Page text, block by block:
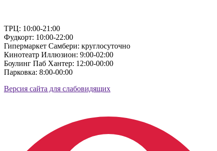
ТРЦ: 10:00-21:00
Фудкорт: 10:00-22:00
Гипермаркет Самбери: круглосуточно
Кинотеатр Иллюзион: 9:00-02:00
Боулинг Паб Хантер: 12:00-00:00
Парковка: 8:00-00:00
Версия сайта для слабовидящих